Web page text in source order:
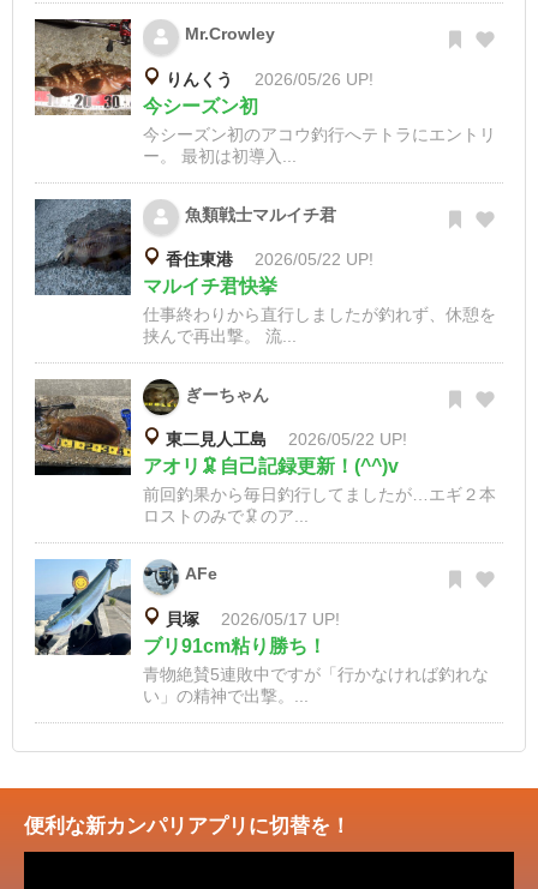
Mr.Crowley
りんくう 2026/05/26 UP!
今シーズン初
今シーズン初のアコウ釣行へテトラにエントリ
ー。 最初は初導入...
魚類戦士マルイチ君
香住東港 2026/05/22 UP!
マルイチ君快挙
仕事終わりから直行しましたが釣れず、休憩を
挟んで再出撃。 流...
ぎーちゃん
東二見人工島 2026/05/22 UP!
アオリ🦑自己記録更新！(^^)v
前回釣果から毎日釣行してましたが…エギ２本
ロストのみで🦑のア...
AFe
貝塚 2026/05/17 UP!
ブリ91cm粘り勝ち！
青物絶賛5連敗中ですが「行かなければ釣れな
い」の精神で出撃。...
便利な新カンパリアプリに切替を！